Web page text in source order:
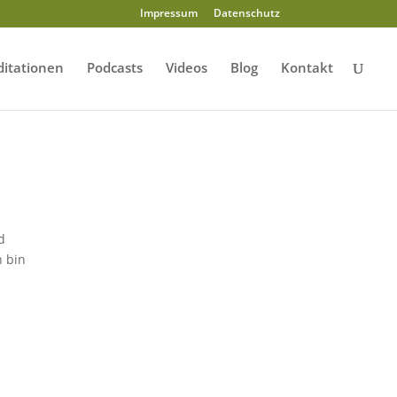
Impressum Datenschutz
Podcasts Videos Blog Kontakt
bin